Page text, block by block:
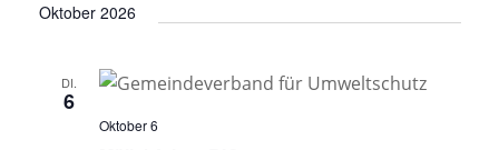
Oktober 2026
DI.
6
Oktober 6